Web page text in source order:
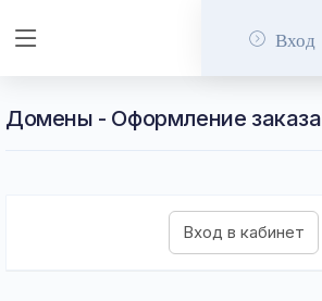
Вход
Домены - Оформление заказа